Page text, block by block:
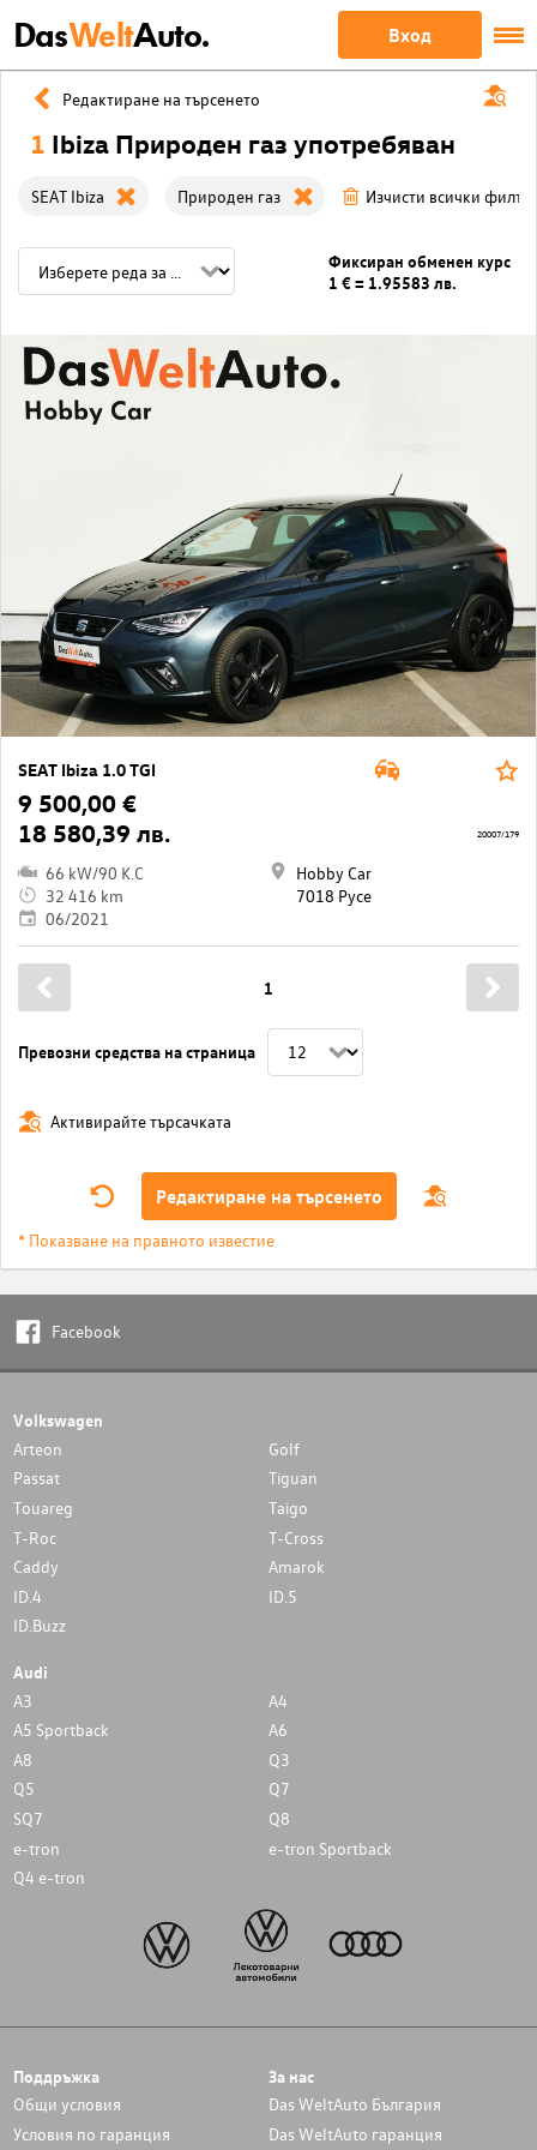
DasWeltAuto. Вход
Редактиране на търсенето
1 Ibiza Природен газ употребяван
SEAT Ibiza Природен газ Изчисти всички
Фиксиран обменен курс
1 € = 1.95583 лв.
SEAT Ibiza 1.0 TGI
9 500,00 €
18 580,39 лв.
66 kW/90 K.C
32 416 km
06/2021
Hobby Car
7018 Русе
20007/179
Превозни средства на страница
1
Активирайте търсачката
Редактиране на търсенето
* Показване на правното известие
Facebook
Volkswagen
Arteon
Golf
Passat
Tiguan
Touareg
Taigo
T-Roc
T-Cross
Caddy
Amarok
ID.4
ID.5
ID.Buzz
Audi
A3
A4
A5 Sportback
A6
A8
Q3
Q5
Q7
SQ7
Q8
e-tron
e-tron Sportback
Q4 e-tron
Поддръжка
Общи условия
Условия по гаранция
За нас
Das WeltAuto България
Das WeltAuto гаранция